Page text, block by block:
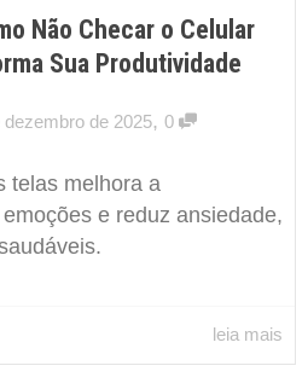
Não Checar o Celular
Sua Produtividade
dezembro de 2025, 0
telas melhora a
e reduz ansiedade,
leia mais